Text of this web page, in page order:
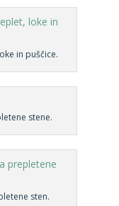
in puščice.
stene.
sten.